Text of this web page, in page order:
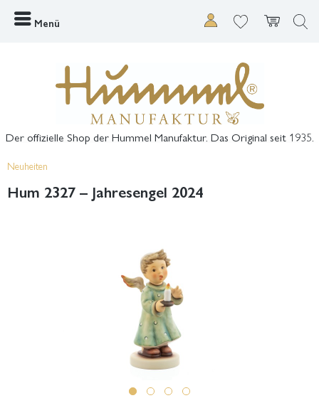
Menü
Der offizielle Shop der Hummel Manufaktur. Das Original seit 1935.
Neuheiten
Hum 2327 – Jahresengel 2024